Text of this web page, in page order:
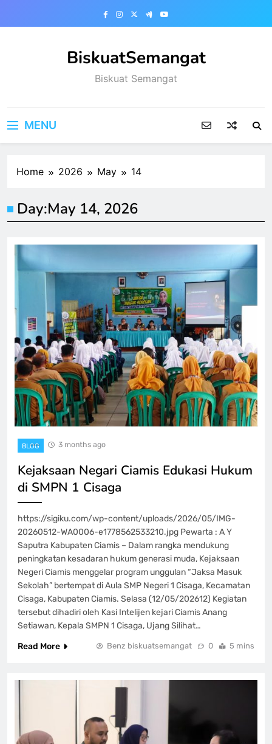
BiskuatSemangat
Biskuat Semangat
MENU
Home 2026 May 14
Day:May 14, 2026
BLOG 3 months ago
Kejaksaan Negari Ciamis Edukasi Hukum
di SMPN 1 Cisaga
https://sigiku.com/wp-content/uploads/2026/05/IMG-
20260512-WA0006-e1778562533210.jpg Pewarta : A Y
Saputra Kabupaten Ciamis – Dalam rangka mendukung
peningkatan kesadaran hukum generasi muda, Kejaksaan
Negeri Ciamis menggelar program unggulan “Jaksa Masuk
Sekolah” bertempat di Aula SMP Negeri 1 Cisaga, Kecamatan
Cisaga, Kabupaten Ciamis. Selasa (12/05/202612) Kegiatan
tersebut dihadiri oleh Kasi Intelijen kejari Ciamis Anang
Setiawan, Kepala SMPN 1 Cisaga, Ujang Silihat…
Read More
Benz biskuatsemangat 0 5 mins